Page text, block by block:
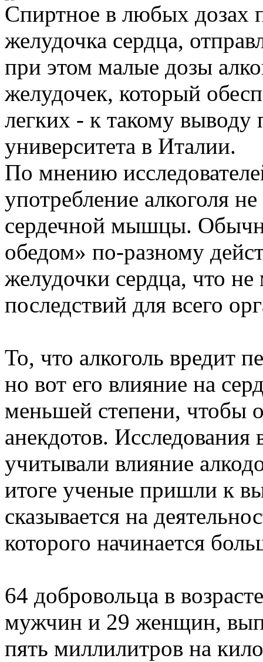
Спиртное в любых дозах
желудочка сердца,
при этом малые дозы
желудочек, который
легких - к такому
университета в Италии.
По мнению
употребление алкоголя
сердечной мышцы.
обедом» по-разному
желудочки сердца, что
последствий для всего
То, что алкоголь вредит
но вот его влияние на
меньшей степени, чтобы
анекдотов.
учитывали влияние
итоге ученые пришли к
сказывается на
которого начинается
64 добровольца в
мужчин и 29 женщин,
пять миллилитров на